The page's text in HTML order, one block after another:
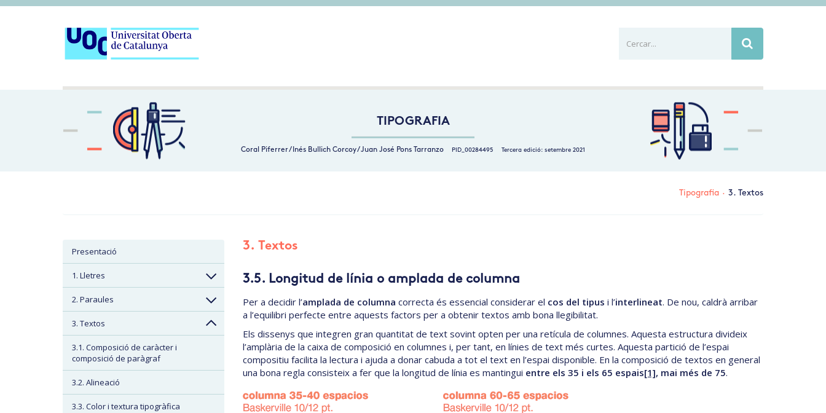
TIPOGRAFIA
Coral Piferrer / Inés Bullich Corcoy / Juan José Pons Tarranzo PID_00284495 Tercera edició: setembre 2021
Tipografia · 3. Textos
Presentació
1. Lletres
2. Paraules
3. Textos
3.1. Composició de caràcter i
composició de paràgraf
3.2. Alineació
3.3. Color i textura tipogràfica
3. Textos
3.5. Longitud de línia o amplada de columna
Per a decidir l’amplada de columna correcta és essencial considerar el cos del tipus i l’interlineat. De nou, caldrà arribar
a l’equilibri perfecte entre aquests factors per a obtenir textos amb bona llegibilitat.
Els dissenys que integren gran quantitat de text sovint opten per una retícula de columnes. Aquesta estructura divideix
l’amplària de la caixa de composició en columnes i, per tant, en línies de text més curtes. Aquesta partició de l’espai
compositiu facilita la lectura i ajuda a donar cabuda a tot el text en l’espai disponible. En la composició de textos en general
una bona regla consisteix a fer que la longitud de línia es mantingui entre els 35 i els 65 espais[1], mai més de 75.